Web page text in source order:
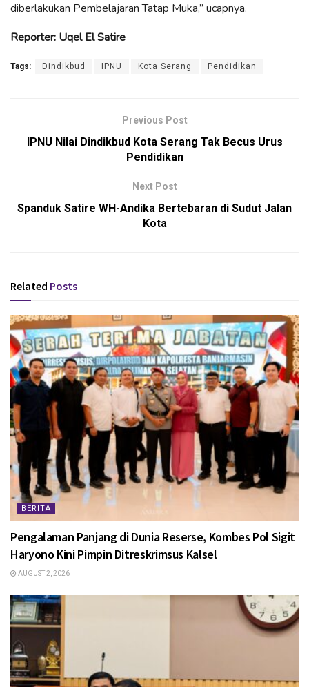
diberlakukan Pembelajaran Tatap Muka,” ucapnya.
Reporter: Uqel El Satire
Tags: Dindikbud IPNU Kota Serang Pendidikan
Previous Post
IPNU Nilai Dindikbud Kota Serang Tak Becus Urus
Pendidikan
Next Post
Spanduk Satire WH-Andika Bertebaran di Sudut Jalan
Kota
Related Posts
BERITA
Pengalaman Panjang di Dunia Reserse, Kombes Pol Sigit
Haryono Kini Pimpin Ditreskrimsus Kalsel
AUGUST 2, 2026